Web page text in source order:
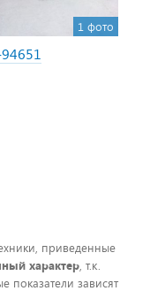
1 фото
приведенные
характер, т.к.
показатели зависят